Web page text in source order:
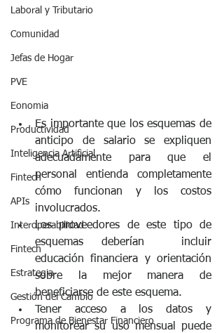
Laboral y Tributario
Comunidad
Jefas de Hogar
PVE
Eonomia
Productividad
Inteligencia Artificial
Fintech
APIs
Interoperabilidad
Fintech
Estrategia
Gestión del Cambio
Programa de Bienestar Financiero
Es importante que los esquemas de
anticipo de salario se expliquen
adecuadamente para que el
personal entienda completamente
cómo funcionan y los costos
involucrados.
Los proveedores de este tipo de
esquemas deberían  incluir
educación financiera y orientación
sobre la mejor manera de
beneficiarse de este esquema.
Tener acceso a los datos y
monitorear su uso mensual puede